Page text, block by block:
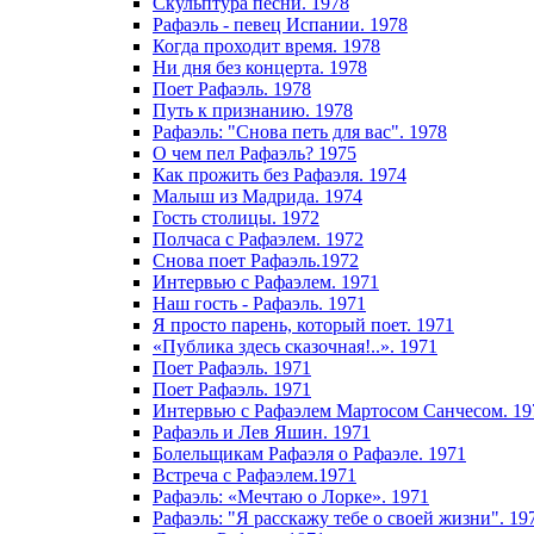
Рафаэль - певец Испании. 1978
Когда проходит время. 1978
Ни дня без концерта. 1978
Поет Рафаэль. 1978
Путь к признанию. 1978
Рафаэль: "Снова петь для вас". 1978
О чем пел Рафаэль? 1975
Как прожить без Рафаэля. 1974
Малыш из Мадрида. 1974
Гость столицы. 1972
Полчаса с Рафаэлем. 1972
Снова поет Рафаэль.1972
Интервью с Рафаэлем. 1971
Наш гость - Рафаэль. 1971
Я просто парень, который поет. 1971
«Публика здесь сказочная!..». 1971
Поет Рафаэль. 1971
Поет Рафаэль. 1971
Интервью с Рафаэлем Мартосом Санчесом.
Рафаэль и Лев Яшин. 1971
Болельщикам Рафаэля о Рафаэле. 1971
Встреча с Рафаэлем.1971
Рафаэль: «Мечтаю о Лорке». 1971
Рафаэль: "Я расскажу тебе о своей жизни".